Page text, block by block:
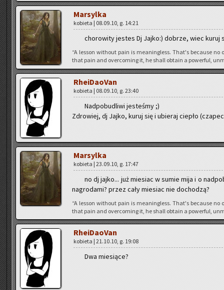
Mar­syl­ka
ko­bie­ta | 08.09.10, g. 14:21
cho­ro­wi­ty je­stes Dj Jajko:) do­brze, wiec kuruj
“A les­son wi­tho­ut pain is me­anin­gless. That's be­cau­se
that pain and over­co­ming it, he shall ob­ta­in a po­wer­ful,
Rhe­iDa­oVan
ko­bie­ta | 08.09.10, g. 23:40
Nad­po­bu­dli­wi je­ste­śmy ;)
Zdro­wiej, dj Jajko, kuruj się i ubie­raj cie­pło
Mar­syl­ka
ko­bie­ta | 23.09.10, g. 17:47
no dj jajko... już mie­siac w sumie mija i o
na­gro­da­mi? przez cały mie­siac nie do­cho­dzą?
“A les­son wi­tho­ut pain is me­anin­gless. That's be­cau­se
that pain and over­co­ming it, he shall ob­ta­in a po­wer­ful,
Rhe­iDa­oVan
ko­bie­ta | 21.10.10, g. 19:08
Dwa mie­sią­ce?